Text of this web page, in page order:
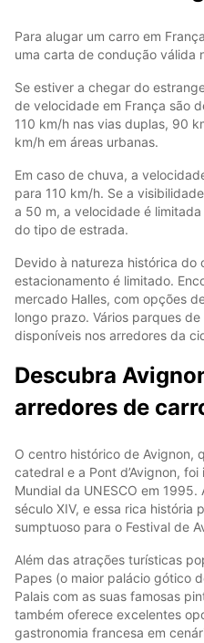
Para alugar um carro em
uma carta de condução válida
Se estiver a chegar do
de velocidade em França são
110 km/h nas vias duplas, 90
km/h em áreas urbanas.
Em caso de chuva, a
para 110 km/h. Se a
a 50 m, a velocidade é
do tipo de estrada.
Devido à natureza histórica
estacionamento é limitado.
mercado Halles, com opções
longo prazo. Vários parques
disponíveis nos arredores da
Descubra
arredores de
O centro histórico de Avignon,
catedral e a Pont d’Avignon,
Mundial da UNESCO em
século XIV, e essa rica história
sumptuoso para o Festival de
Além das atrações turísticas
Papes (o maior palácio gótico
Palais com as suas famosas
também oferece excelentes
gastronomia francesa em